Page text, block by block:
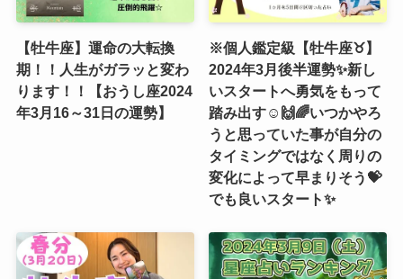
【牡牛座】運命の大転換
期！！人生がガラッと変わ
ります！！【おうし座2024
年3月16～31日の運勢】
※個人鑑定級【牡牛座♉️】
2024年3月後半運勢✨新し
いスタートへ勇気をもって
踏み出す☺️🙌🌈いつかやろ
うと思っていた事が自分の
タイミングではなく周りの
変化によって早まりそう💝
でも良いスタート✨